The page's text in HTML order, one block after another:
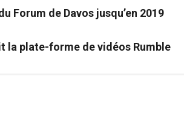
Forum de Davos jusqu’en 2019
la plate-forme de vidéos Rumble